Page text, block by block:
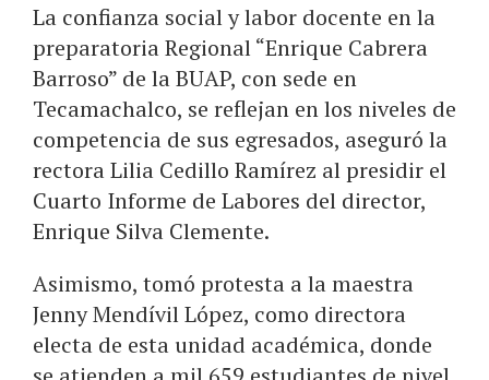
La confianza social y labor docente en la
preparatoria Regional “Enrique Cabrera
Barroso” de la BUAP, con sede en
Tecamachalco, se reflejan en los niveles de
competencia de sus egresados, aseguró la
rectora Lilia Cedillo Ramírez al presidir el
Cuarto Informe de Labores del director,
Enrique Silva Clemente.
Asimismo, tomó protesta a la maestra
Jenny Mendívil López, como directora
electa de esta unidad académica, donde